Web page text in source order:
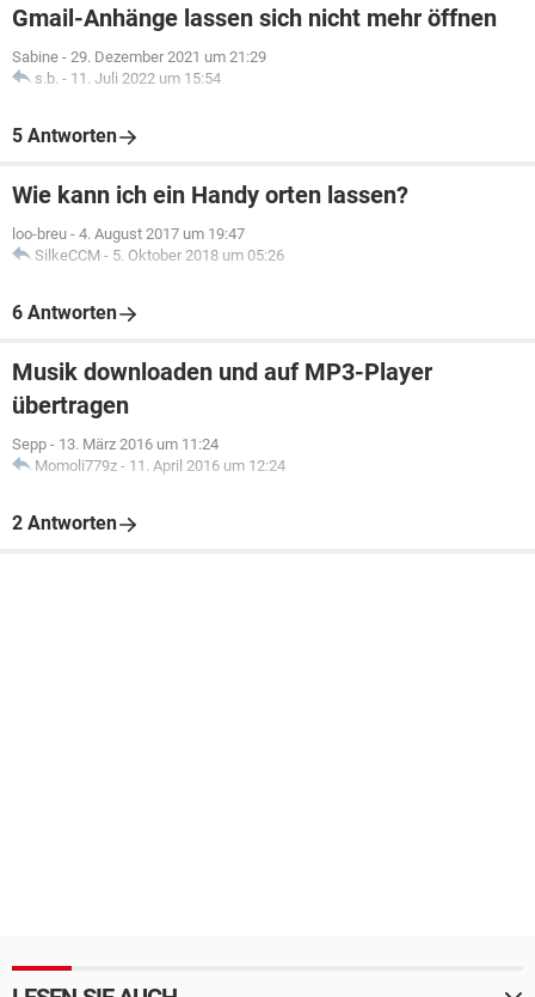
Gmail-Anhänge lassen sich nicht mehr öffnen
Sabine - 29. Dezember 2021 um 21:29
s.b. - 11. Juli 2022 um 15:54
5 Antworten
Wie kann ich ein Handy orten lassen?
loo-breu - 4. August 2017 um 19:47
SilkeCCM - 5. Oktober 2018 um 05:26
6 Antworten
Musik downloaden und auf MP3-Player
übertragen
Sepp - 13. März 2016 um 11:24
Momoli779z - 11. April 2016 um 12:24
2 Antworten